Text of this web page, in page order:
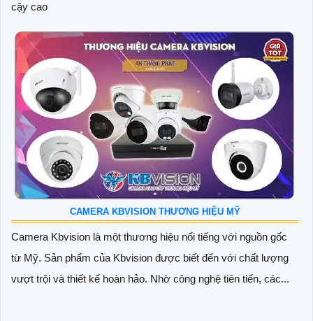
cậy cao
CAMERA KBVISION THƯƠNG HIỆU MỸ
Camera Kbvision là một thương hiệu nổi tiếng với nguồn gốc
từ Mỹ. Sản phẩm của Kbvision được biết đến với chất lượng
vượt trội và thiết kế hoàn hảo. Nhờ công nghệ tiên tiến, các...